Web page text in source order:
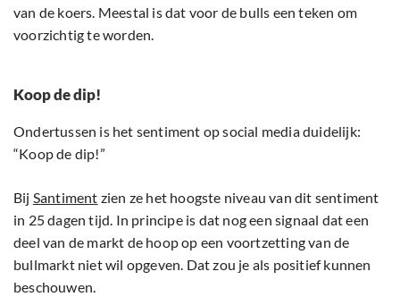
van de koers. Meestal is dat voor de bulls een teken om
voorzichtig te worden.
Koop de dip!
Ondertussen is het sentiment op social media duidelijk:
“Koop de dip!”
Bij Santiment zien ze het hoogste niveau van dit sentiment
in 25 dagen tijd. In principe is dat nog een signaal dat een
deel van de markt de hoop op een voortzetting van de
bullmarkt niet wil opgeven. Dat zou je als positief kunnen
beschouwen.